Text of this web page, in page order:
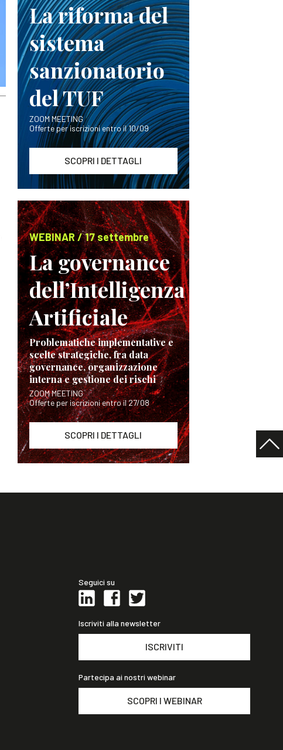
La riforma del
sistema
sanzionatorio
del TUF
ZOOM MEETING
Offerte per iscrizioni entro il 10/09
SCOPRI I DETTAGLI
WEBINAR / 17 settembre
La governance
dell’Intelligenza
Artificiale
Problematiche implementative e
scelte strategiche, fra data
governance, organizzazione
interna e gestione dei rischi
ZOOM MEETING
Offerte per iscrizioni entro il 27/08
SCOPRI I DETTAGLI
Seguici su
Iscriviti alla newsletter
ISCRIVITI
Partecipa ai nostri webinar
SCOPRI I WEBINAR